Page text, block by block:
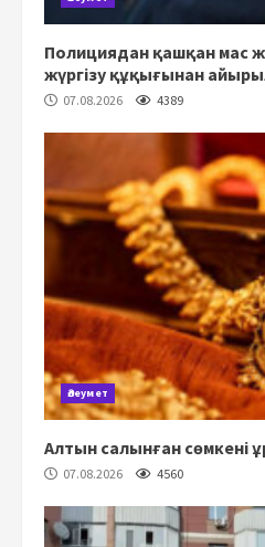
Полициядан қашқан мас
жүргізу құқығынан
07.08.2026 4389
Әлеумет
Алтын салынған сөмкені
07.08.2026 4560